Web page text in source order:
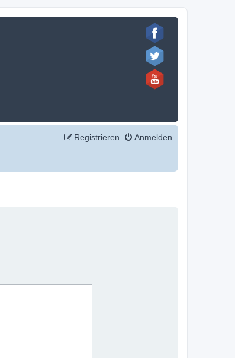
Anmelden
Registrieren